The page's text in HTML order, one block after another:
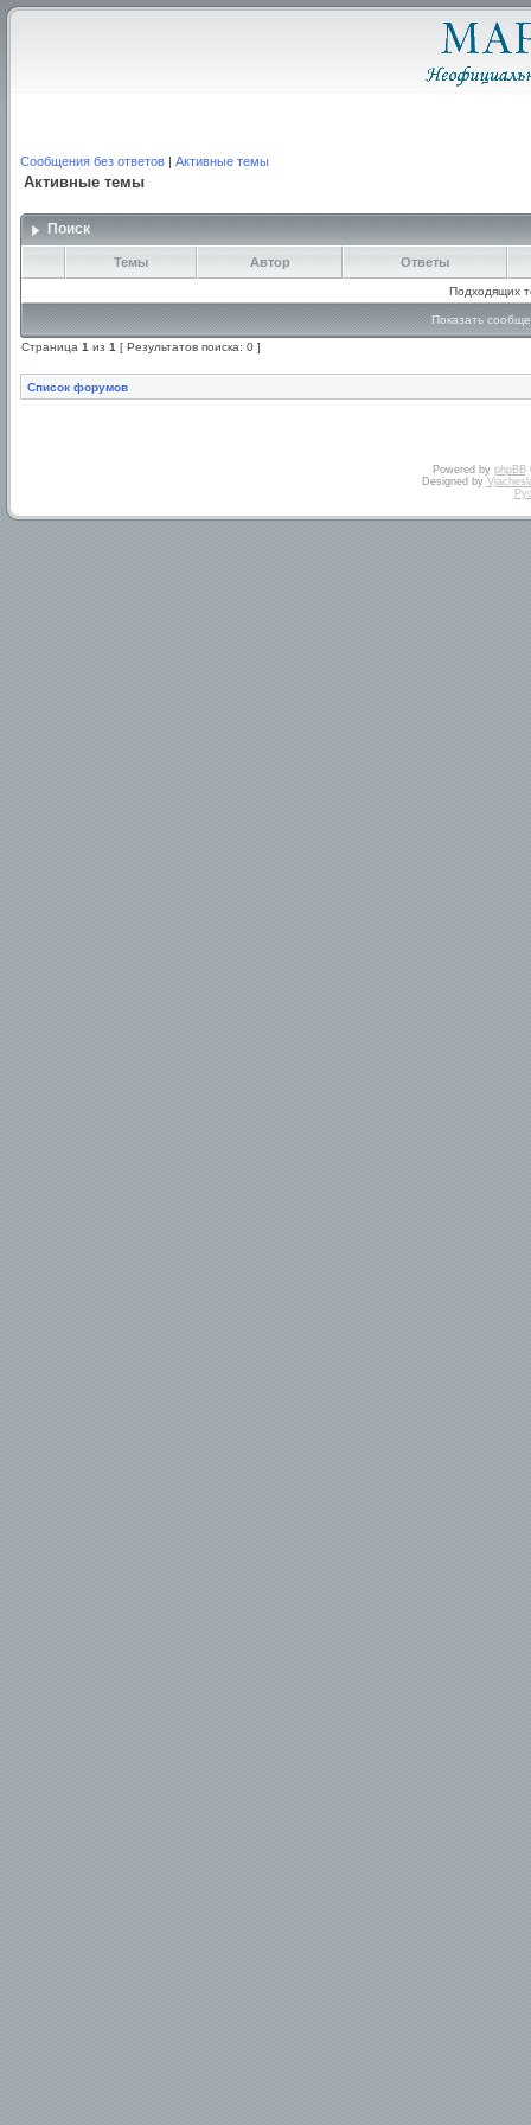
Сообщения без ответов | Активные темы
Активные темы
Поиск
Темы Автор Ответы
Подходящих
Показать
Страница 1 из 1 [ Результатов поиска: 0 ]
Список форумов
Powered by phpBB
Designed by